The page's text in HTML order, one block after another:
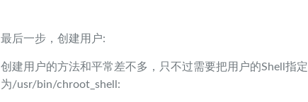
最后一步，创建用户:
创建用户的方法和平常差不多，只不过需要把用户的Shell指定
为/usr/bin/chroot_shell: